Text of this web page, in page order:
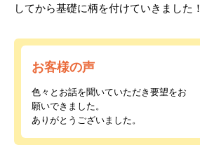
してから基礎に柄を付けていきました！
お客様の声
色々とお話を聞いていただき要望をお
願いできました。
ありがとうございました。